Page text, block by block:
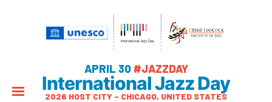
APRIL 30 #JAZZDAY
International Jazz Day
2026 HOST CITY – CHICAGO, UNITED STATES